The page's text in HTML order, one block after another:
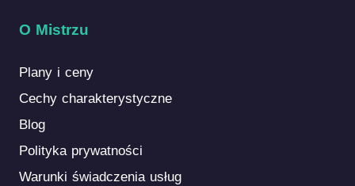
O Mistrzu
Plany i ceny
Cechy charakterystyczne
Blog
Polityka prywatności
Warunki świadczenia usług